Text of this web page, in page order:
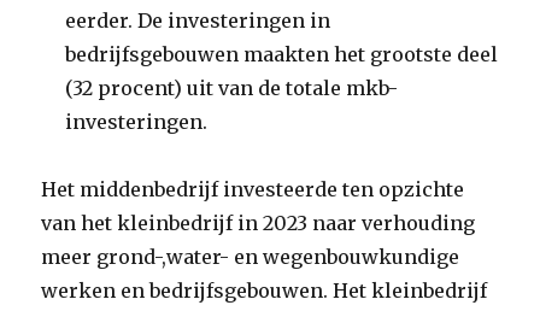
eerder. De investeringen in
bedrijfsgebouwen maakten het grootste deel
(32 procent) uit van de totale mkb-
investeringen.
Het middenbedrijf investeerde ten opzichte
van het kleinbedrijf in 2023 naar verhouding
meer grond-,water- en wegenbouwkundige
werken en bedrijfsgebouwen. Het kleinbedrijf